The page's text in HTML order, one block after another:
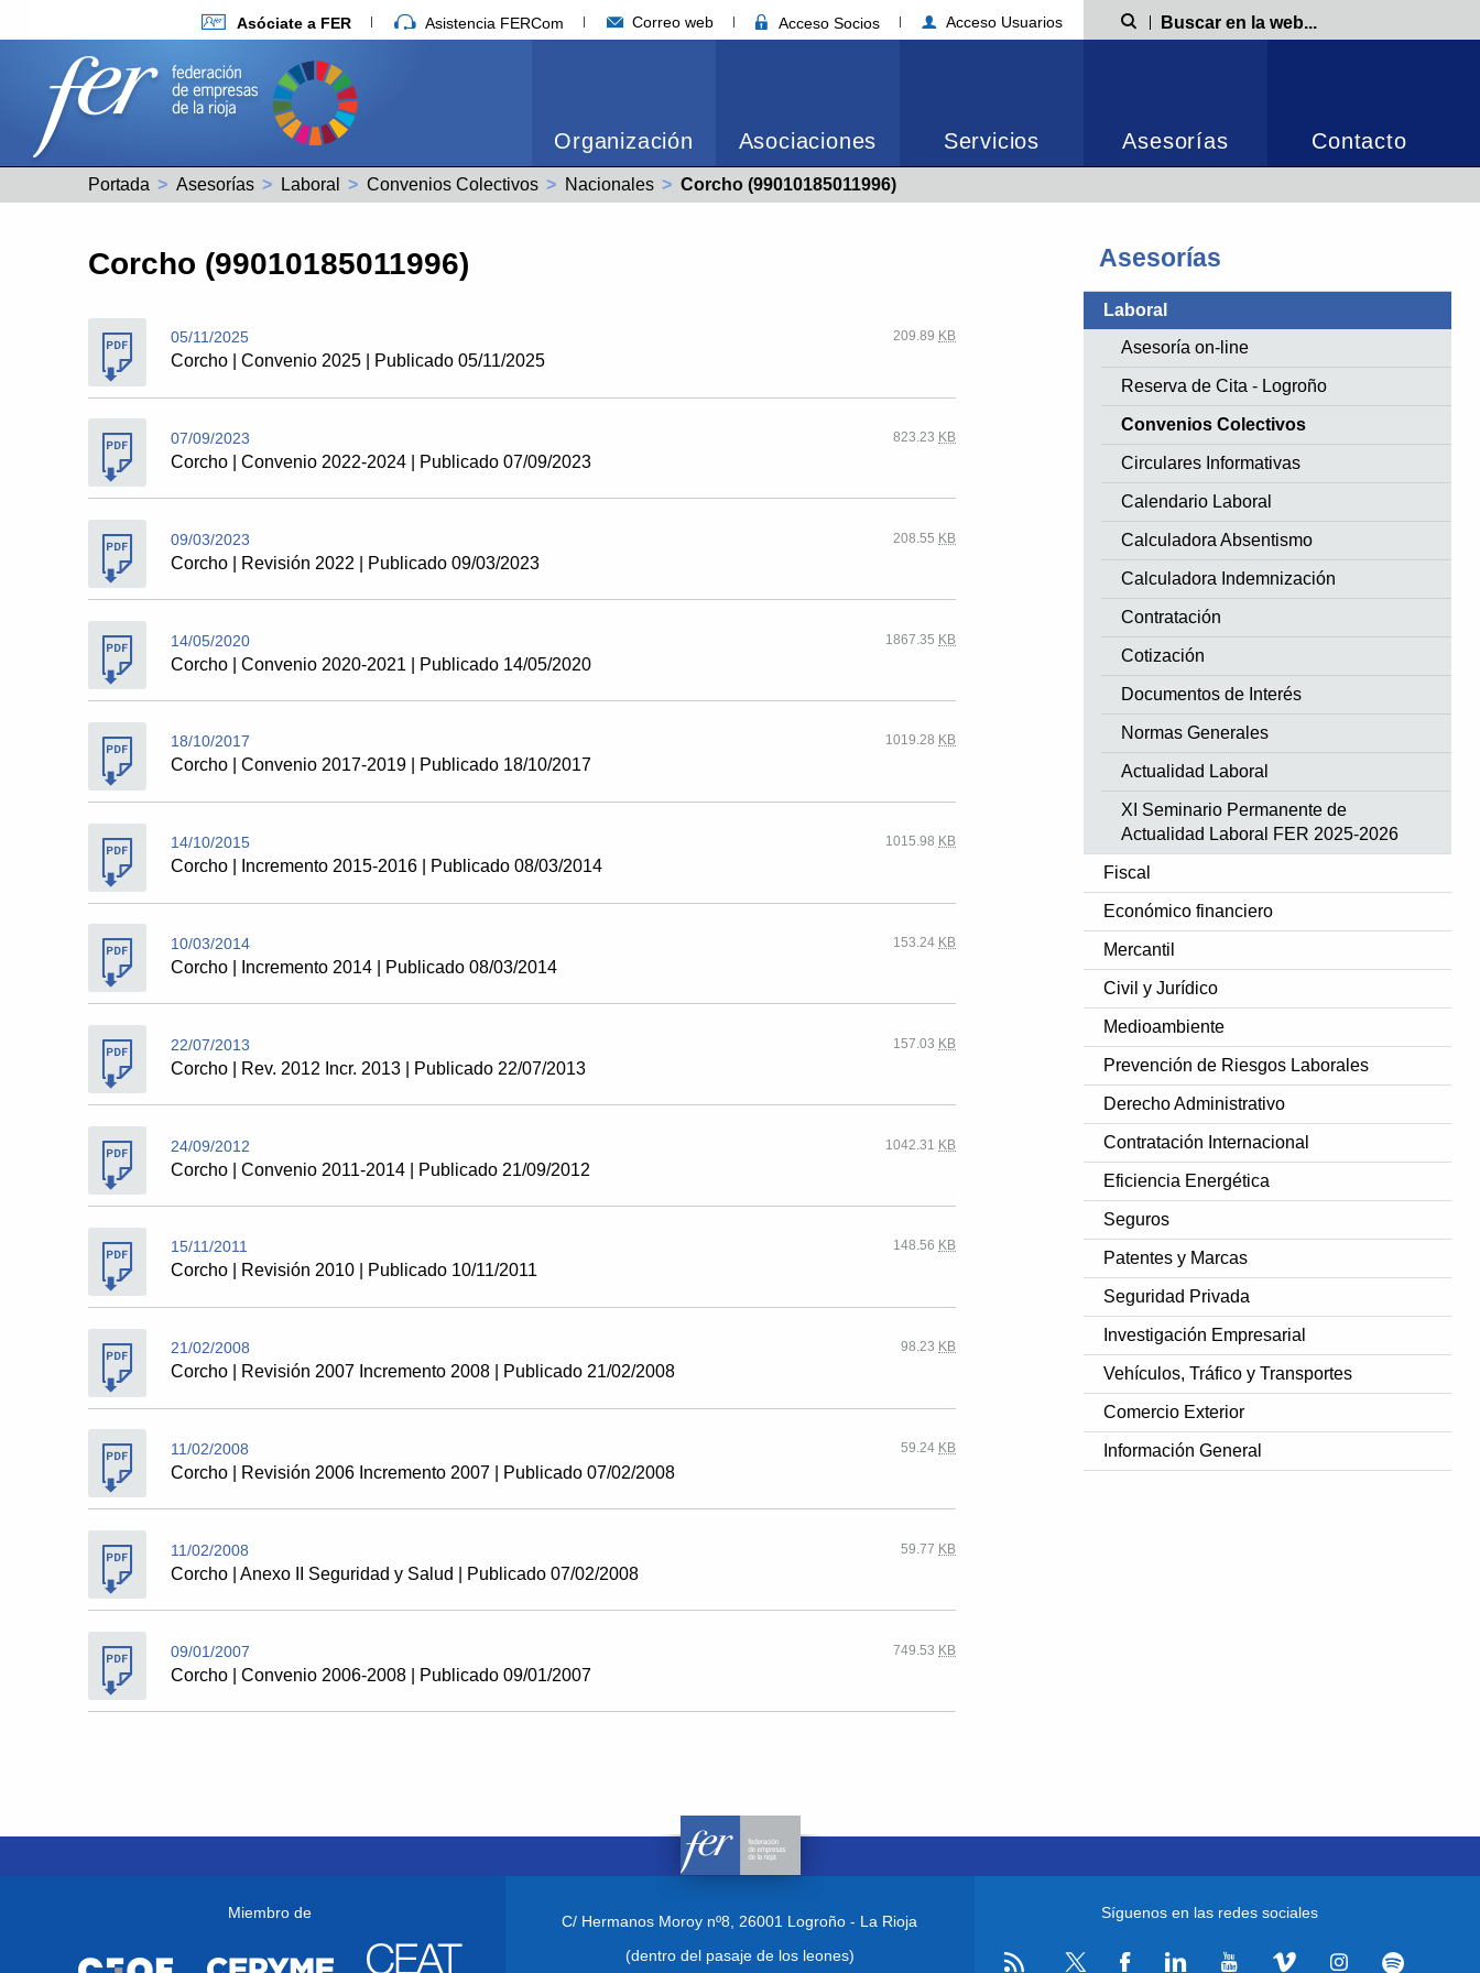
Asóciate a FER Asistencia FERCom Correo web Acceso Socios Acceso Usuarios Búsqueda
Organización Asociaciones Servicios Asesorías Contacto
Portada Asesorías Laboral Convenios Colectivos Nacionales Actual:
Corcho (99010185011996)
Asesorías
Laboral
Asesoría on-line
Reserva de Cita - Logroño
Convenios Colectivos
Circulares Informativas
Calendario Laboral
Calculadora Absentismo
Calculadora Indemnización
Contratación
Cotización
Documentos de Interés
Normas Generales
Actualidad Laboral
XI Seminario Permanente de
Actualidad Laboral FER 2025-2026
Fiscal
Económico financiero
Mercantil
Civil y Jurídico
Medioambiente
Prevención de Riesgos Laborales
Derecho Administrativo
Contratación Internacional
Eficiencia Energética
Seguros
Patentes y Marcas
Seguridad Privada
Investigación Empresarial
Vehículos, Tráfico y Transportes
Comercio Exterior
Información General
Corcho (99010185011996)
05/11/2025 209.89 KB
Corcho | Convenio 2025 | Publicado 05/11/2025
07/09/2023 823.23 KB
Corcho | Convenio 2022-2024 | Publicado 07/09/2023
09/03/2023 208.55 KB
Corcho | Revisión 2022 | Publicado 09/03/2023
14/05/2020 1867.35 KB
Corcho | Convenio 2020-2021 | Publicado 14/05/2020
18/10/2017 1019.28 KB
Corcho | Convenio 2017-2019 | Publicado 18/10/2017
14/10/2015 1015.98 KB
Corcho | Incremento 2015-2016 | Publicado 08/03/2014
10/03/2014 153.24 KB
Corcho | Incremento 2014 | Publicado 08/03/2014
22/07/2013 157.03 KB
Corcho | Rev. 2012 Incr. 2013 | Publicado 22/07/2013
24/09/2012 1042.31 KB
Corcho | Convenio 2011-2014 | Publicado 21/09/2012
15/11/2011 148.56 KB
Corcho | Revisión 2010 | Publicado 10/11/2011
21/02/2008 98.23 KB
Corcho | Revisión 2007 Incremento 2008 | Publicado 21/02/2008
11/02/2008 59.24 KB
Corcho | Revisión 2006 Incremento 2007 | Publicado 07/02/2008
11/02/2008 59.77 KB
Corcho | Anexo II Seguridad y Salud | Publicado 07/02/2008
09/01/2007 749.53 KB
Corcho | Convenio 2006-2008 | Publicado 09/01/2007
Miembro de C/ Hermanos Moroy nº8,26001 Logroño - La Rioja
(dentro del pasaje de los leones)
Síguenos en las redes sociales